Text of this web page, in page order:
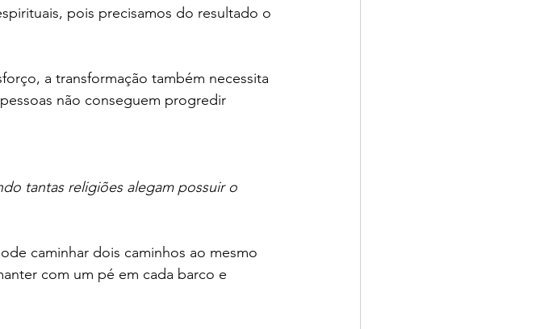
pois precisamos do resultado o
a transformação também necessita
não conseguem progredir
tantas religiões alegam possuir o
caminhar dois caminhos ao mesmo
com um pé em cada barco e